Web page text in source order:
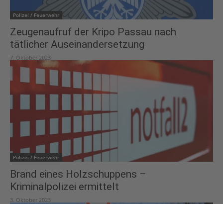
Polizei / Feuerwehr
Zeugenaufruf der Kripo Passau nach
tätlicher Auseinandersetzung
7. Oktober 2023
Polizei / Feuerwehr
Brand eines Holzschuppens –
Kriminalpolizei ermittelt
3. Oktober 2023